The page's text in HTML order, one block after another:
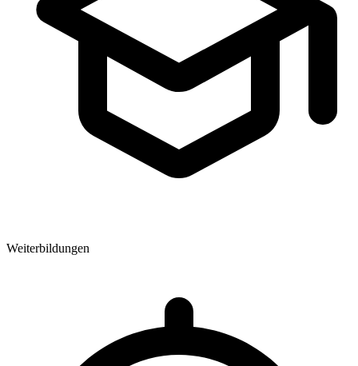
Weiterbildungen